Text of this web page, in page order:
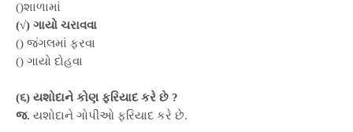
()શાળામાં
(√) ગાયો ચરાવવા
() જંગલમાં ફરવા
() ગાયો દોહવા
(૬) યશોદાને કોણ ફરિયાદ કરે છે ?
જ. યશોદાને ગોપીઓ ફરિયાદ કરે છે.